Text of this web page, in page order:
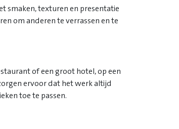
smaken, texturen en presentatie
om anderen te verrassen en te
of een groot hotel, op een
ervoor dat het werk altijd
toe te passen.